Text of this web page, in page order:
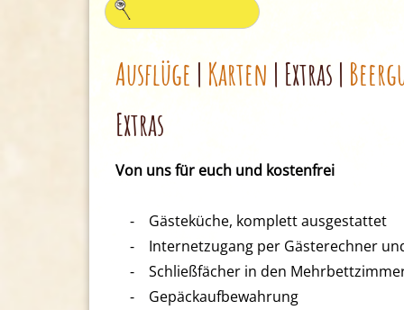
Ausflüge | Karten | Extras |
Extras
Von uns für euch und kostenfrei
⁃ Gästeküche, komplett ausgestattet
⁃ Internetzugang per Gästerechner
⁃ Schließfächer in den
⁃ Gepäckaufbewahrung